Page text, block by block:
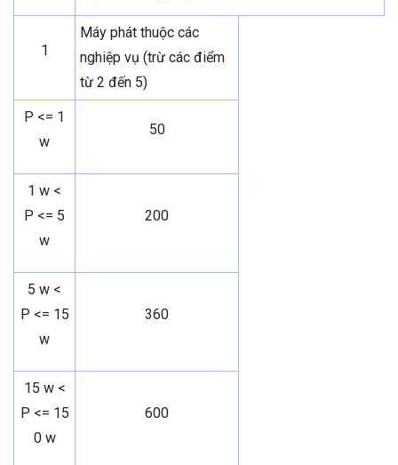
1
Máy phát thuộc các
nghiệp vụ (trừ các điểm
từ 2 đến 5)
P <= 1
w
50
1 w <
P <= 5
w
200
5 w <
P <= 15
w
360
15 w <
P <= 15
0 w
600